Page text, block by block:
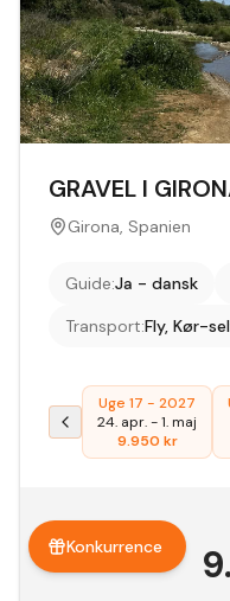
GRAVEL I
Girona, Spanien
Guide:Ja - dansk
Transport:Fly, Kør-
Uge 17 - 2027
24. apr.-1. maj
9.950 kr
Konkurrence